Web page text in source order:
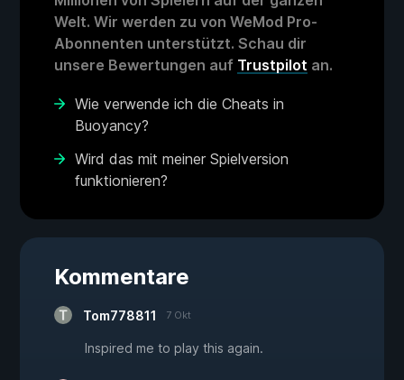
Welt. Wir werden zu von WeMod Pro-
Abonnenten unterstützt. Schau dir
unsere Bewertungen auf Trustpilot an.
Wie verwende ich die Cheats in
Buoyancy?
Wird das mit meiner Spielversion
funktionieren?
Kommentare
Tom778811 7 Okt
Inspired me to play this again.